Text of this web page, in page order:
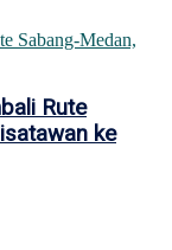
Rute
ke